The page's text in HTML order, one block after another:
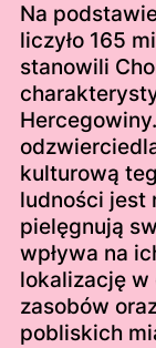
Na
liczyło 165
stanowili
kulturową
ludności jest
pielęgnują
wpływa na
lokalizację w
zasobów
pobliskich